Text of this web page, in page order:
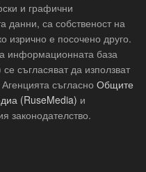
и графични
данни, са собственост на
изрично е посочено друго.
база
съгласяват да използват
съгласно Общите
(RuseMedia) и
законодателство.